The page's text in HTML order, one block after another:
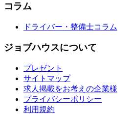
コラム
ドライバー・整備士コラム
ジョブハウスについて
プレゼント
サイトマップ
求人掲載をお考えの企業様
プライバシーポリシー
利用規約